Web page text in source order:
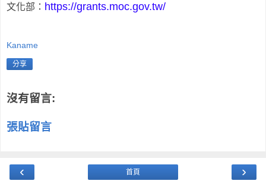
文化部： https://grants.moc.gov.tw/
Kaname
分享
沒有留言:
張貼留言
‹ ›
首頁